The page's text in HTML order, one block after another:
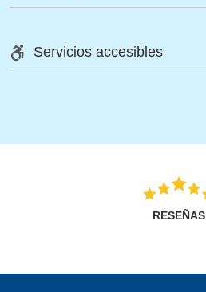
Servicios accesibles
RESEÑAS